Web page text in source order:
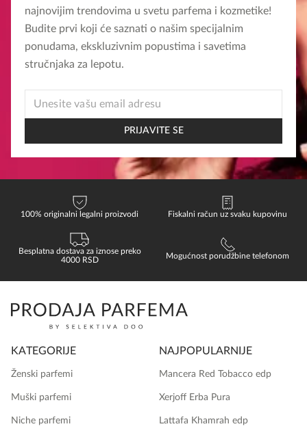
najnovijim trendovima u svetu parfema i kozmetike!
Budite prvi koji će saznati o našim specijalnim
ponudama, ekskluzivnim popustima i savetima
stručnjaka za lepotu.
EMAIL
PRIJAVITE SE
100% originalni legalni proizvodi Fiskalni račun uz svaku kupovinu
Besplatna dostava za iznose preko
4000 RSD
Mogućnost porudžbine telefonom
KATEGORIJE
Ženski parfemi
Muški parfemi
Niche parfemi
NAJPOPULARNIJE
Mancera Red Tobacco edp
Xerjoff Erba Pura
Lattafa Khamrah edp